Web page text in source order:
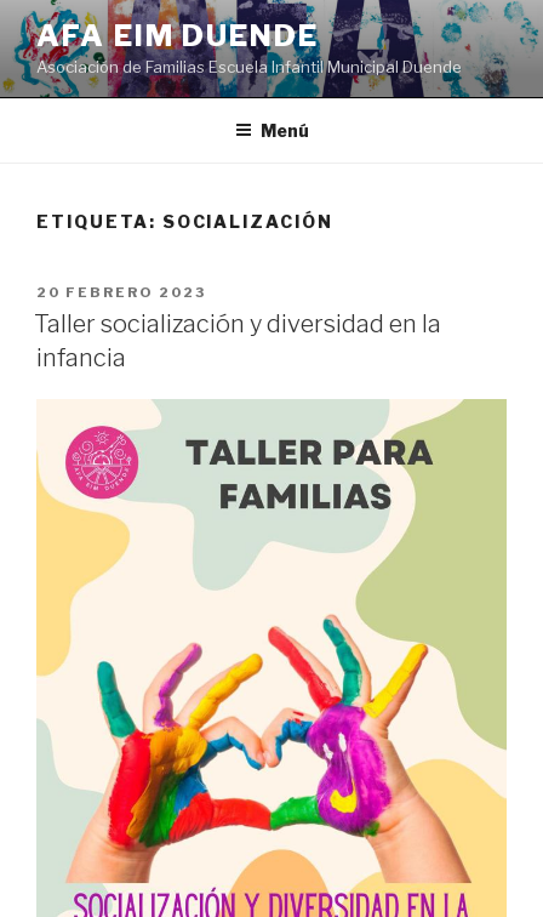
Saltar
contenido
AFA EIM DUENDE
Asociación de Familias Escuela Infantil Municipal Duende
Menú
ETIQUETA: SOCIALIZACIÓN
PUBLICADO
EL
20 FEBRERO 2023
Taller socialización y diversidad en la
infancia